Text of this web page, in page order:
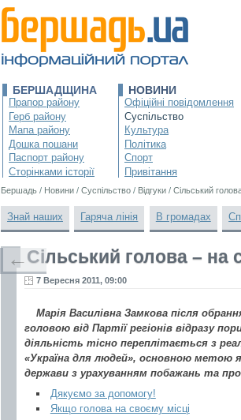
БЕРШАДЩИНА
Прапор району
Герб району
Мапа району
Дошка пошани
Паспорт району
Сторінками історії
НОВИНИ
Офіційні повідомлення
Суспільство
Культура
Політика
Спорт
Привітання
Бершадь / Новини / Суспільство / Відгуки / Сільський
Знай наших Гаряча лінія В громадах
Сільський голова – на
7 Вересня 2011, 09:00
Марія Василівна Замкова після
головою від Партії регіонів відразу
діяльність тісно переплітається з
«Україна для людей», основною метою
держави з урахуванням побажань та
Дякуємо за допомогу!
Якщо голова на своєму місці
←